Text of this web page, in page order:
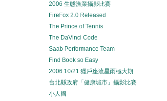
2006 生態漁業攝影比賽
FireFox 2.0 Released
The Prince of Tennis
The DaVinci Code
Saab Performance Team
Find Book so Easy
2006 10/21 獵戶座流星雨極大期
台北縣政府「健康城市」攝影比賽
小人國